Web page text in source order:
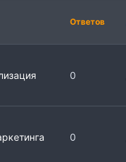
Ответов
0
0